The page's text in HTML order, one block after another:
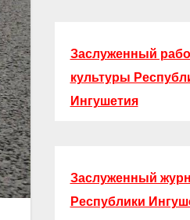
Заслуженный
культуры
Ингушетия
Заслуженный
Республики